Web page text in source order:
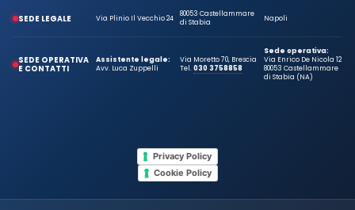
SEDE LEGALE Via Plinio Il Vecchio 24
80053 Castellammare
di Stabia
Napoli
SEDE OPERATIVA
E CONTATTI
Assistente legale:
Avv. Luca Zuppelli
Via Moretto 70, Brescia
Tel.030 3758858
Sede operativa:
Via Enrico De Nicola 12
80053 Castellammare
di Stabia (NA)
Privacy Policy
Cookie Policy